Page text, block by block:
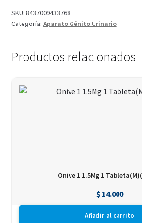
SKU: 8437009433768
Categoría: Aparato Génito Urinario
Productos relacionados
Onive 1 1.5Mg 1
$14.000
Añadir al carrito